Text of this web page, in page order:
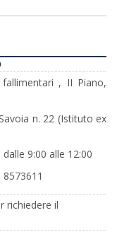
, II Piano,
n. 22 (Istituto ex
9:00 alle 12:00
richiedere il